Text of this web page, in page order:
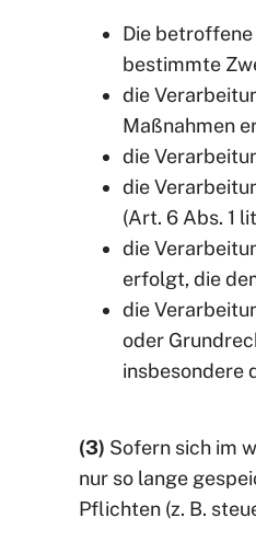
Die
bestimmte
die
Maßnahmen
die
die
(Art. 6 Abs. 1
die
erfolgt, die
die
oder
insbesondere
(3) Sofern sich im
nur so lange
Pflichten (z. B.